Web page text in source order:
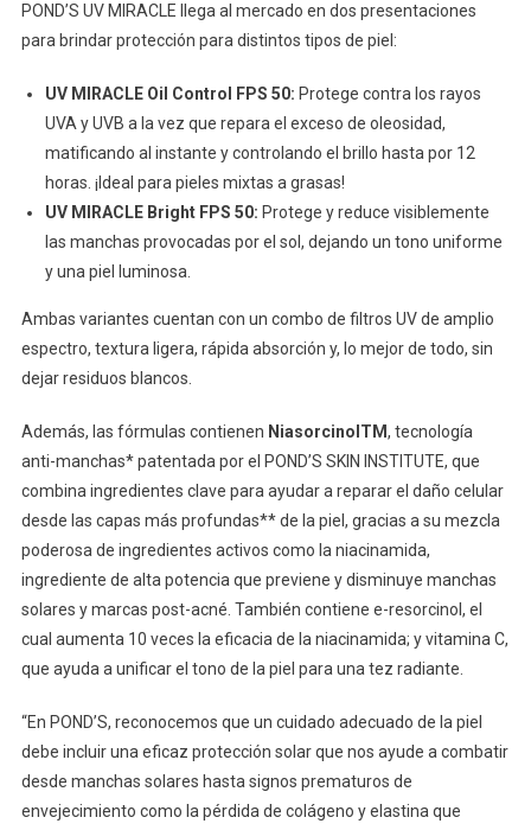
POND’S UV MIRACLE llega al mercado en dos presentaciones
para brindar protección para distintos tipos de piel:
UV MIRACLE Oil Control FPS 50: Protege contra los rayos
UVA y UVB a la vez que repara el exceso de oleosidad,
matificando al instante y controlando el brillo hasta por 12
horas. ¡Ideal para pieles mixtas a grasas!
UV MIRACLE Bright FPS 50: Protege y reduce visiblemente
las manchas provocadas por el sol, dejando un tono uniforme
y una piel luminosa.
Ambas variantes cuentan con un combo de filtros UV de amplio
espectro, textura ligera, rápida absorción y, lo mejor de todo, sin
dejar residuos blancos.
Además, las fórmulas contienen NiasorcinolTM, tecnología
anti-manchas* patentada por el POND’S SKIN INSTITUTE, que
combina ingredientes clave para ayudar a reparar el daño celular
desde las capas más profundas** de la piel, gracias a su mezcla
poderosa de ingredientes activos como la niacinamida,
ingrediente de alta potencia que previene y disminuye manchas
solares y marcas post-acné. También contiene e-resorcinol, el
cual aumenta 10 veces la eficacia de la niacinamida; y vitamina C,
que ayuda a unificar el tono de la piel para una tez radiante.
“En POND’S, reconocemos que un cuidado adecuado de la piel
debe incluir una eficaz protección solar que nos ayude a combatir
desde manchas solares hasta signos prematuros de
envejecimiento como la pérdida de colágeno y elastina que